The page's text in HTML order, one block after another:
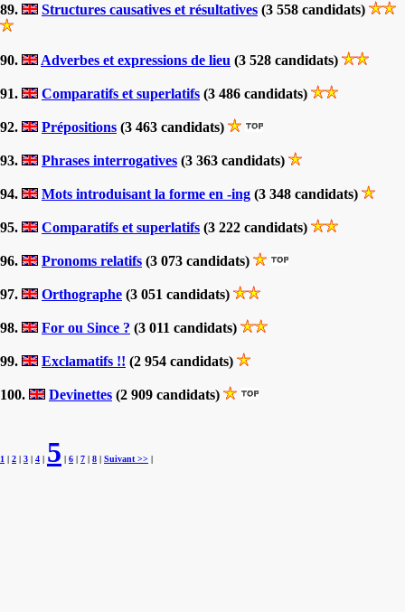
89. Structures causatives et résultatives (3 558 candidats)
90. Adverbes et expressions de lieu (3 528 candidats)
91. Comparatifs et superlatifs (3 486 candidats)
92. Prépositions (3 463 candidats)
93. Phrases interrogatives (3 363 candidats)
94. Mots introduisant la forme en -ing (3 348 candidats)
95. Comparatifs et superlatifs (3 222 candidats)
96. Pronoms relatifs (3 073 candidats)
97. Orthographe (3 051 candidats)
98. For ou Since ? (3 011 candidats)
99. Exclamatifs !! (2 954 candidats)
100. Devinettes (2 909 candidats)
1 | 2 | 3 | 4 | 5 | 6 | 7 | 8 | Suivant >> |